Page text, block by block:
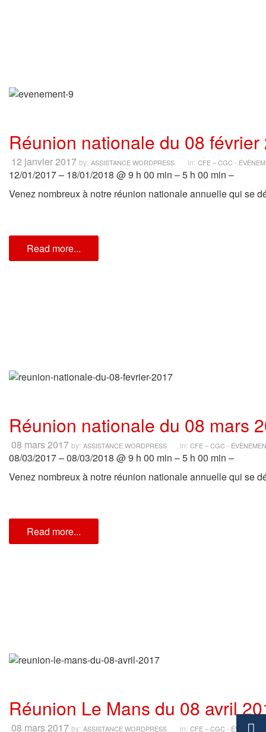
Réunion nationale du 08 février
12 janvier 2017 by: ASSISTANCE WORDPRESS in: CFE – CGC -
12/01/2017 – 18/01/2018 @ 9 h 00 min – 5 h 00 min –
Venez nombreux à notre réunion nationale annuelle qui se
Read more...
Réunion nationale du 08 mars
08 mars 2017 by: ASSISTANCE WORDPRESS in: CFE – CGC -
08/03/2017 – 08/03/2018 @ 9 h 00 min – 5 h 00 min –
Venez nombreux à notre réunion nationale annuelle qui se
Read more...
Réunion Le Mans du 08 avril
08 mars 2017 by: ASSISTANCE WORDPRESS in: CFE – CGC -